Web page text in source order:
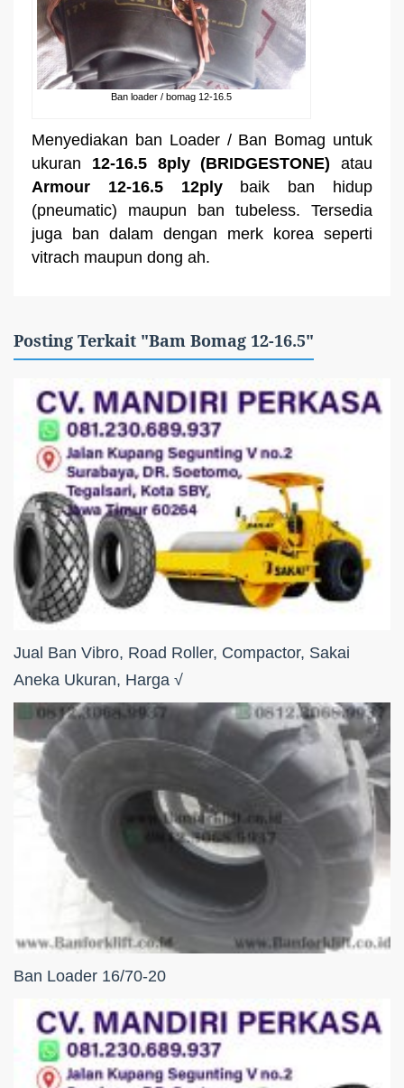
Ban loader / bomag 12-16.5
Menyediakan ban Loader / Ban Bomag untuk
ukuran 12-16.5 8ply (BRIDGESTONE) atau
Armour 12-16.5 12ply baik ban hidup
(pneumatic) maupun ban tubeless. Tersedia
juga ban dalam dengan merk korea seperti
vitrach maupun dong ah.
Posting Terkait "Bam Bomag 12-16.5"
Jual Ban Vibro, Road Roller, Compactor, Sakai
Aneka Ukuran, Harga √
Ban Loader 16/70-20